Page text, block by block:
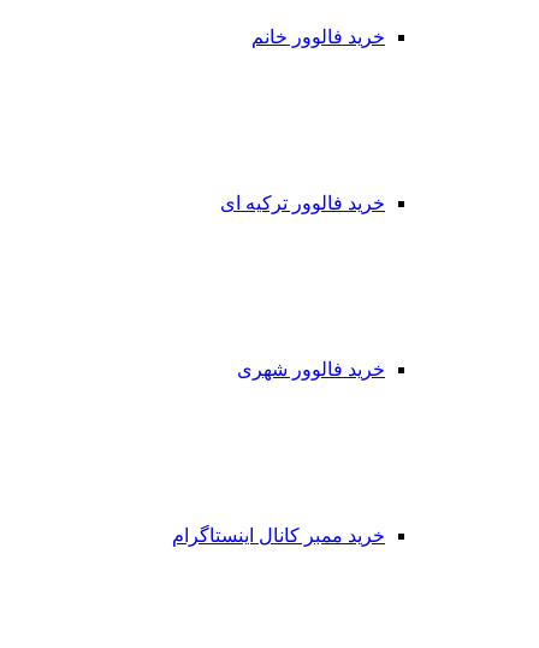
خرید فالوور خانم
خرید فالوور ترکیه ای
خرید فالوور شهری
خرید ممبر کانال اینستاگرام